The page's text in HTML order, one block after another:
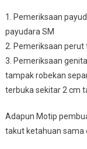
1. Pemeriksaan
payudara SM
2. Pemeriksaan
3. Pemeriksaan
tampak robekan
terbuka sekitar 2 cm
Adapun Motip
takut ketahuan sama